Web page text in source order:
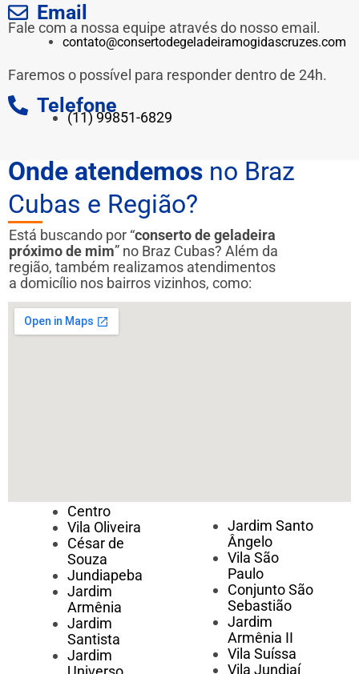
Email
Fale com a nossa equipe através do nosso email.
contato@consertodegeladeiramogidascruzes.com
Faremos o possível para responder dentro de 24h.
Telefone
(11) 99851-6829
Onde atendemos no Braz
Cubas e Região?
Está buscando por “conserto de geladeira
próximo de mim” no Braz Cubas? Além da
região, também realizamos atendimentos
a domicílio nos bairros vizinhos, como:
Centro
Vila Oliveira
César de
Souza
Jundiapeba
Jardim
Armênia
Jardim
Santista
Jardim
Jardim Santo
Ângelo
Vila São
Paulo
Conjunto São
Sebastião
Jardim
Armênia II
Vila Suíssa
Vila Jundiaí